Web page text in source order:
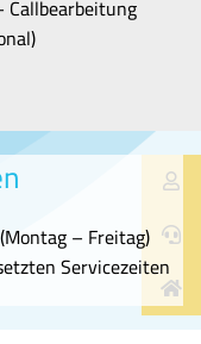
– Freitag)
Servicezeiten